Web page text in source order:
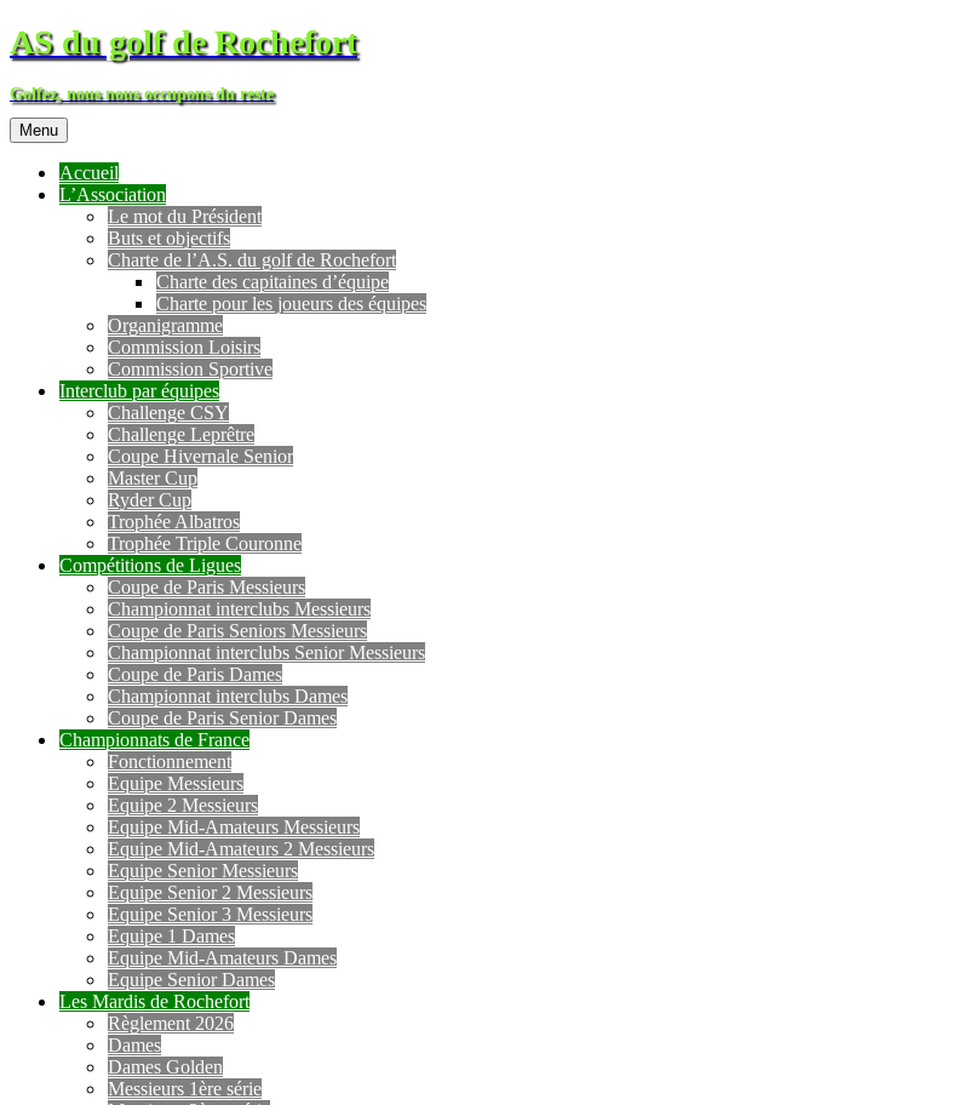
AS du golf de Rochefort
Golfez, nous nous occupons du reste
Menu
Accueil
L’Association
Le mot du Président
Buts et objectifs
Charte de l’A.S. du golf de Rochefort
Charte des capitaines d’équipe
Charte pour les joueurs des équipes
Organigramme
Commission Loisirs
Commission Sportive
Interclub par équipes
Challenge CSY
Challenge Leprêtre
Coupe Hivernale Senior
Master Cup
Ryder Cup
Trophée Albatros
Trophée Triple Couronne
Compétitions de Ligues
Coupe de Paris Messieurs
Championnat interclubs Messieurs
Coupe de Paris Seniors Messieurs
Championnat interclubs Senior Messieurs
Coupe de Paris Dames
Championnat interclubs Dames
Coupe de Paris Senior Dames
Championnats de France
Fonctionnement
Equipe Messieurs
Equipe 2 Messieurs
Equipe Mid-Amateurs Messieurs
Equipe Mid-Amateurs 2 Messieurs
Equipe Senior Messieurs
Equipe Senior 2 Messieurs
Equipe Senior 3 Messieurs
Equipe 1 Dames
Equipe Mid-Amateurs Dames
Equipe Senior Dames
Les Mardis de Rochefort
Règlement 2026
Dames
Dames Golden
Messieurs 1ère série